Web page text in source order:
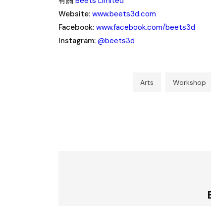
Website: www.beets3d.com
Facebook: www.facebook.com/beets3d
Instagram: @beets3d
Arts Workshop